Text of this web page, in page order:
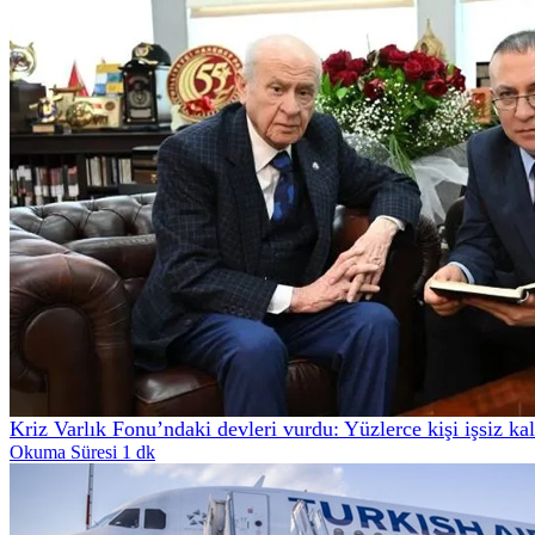
Kriz Varlık Fonu’ndaki devleri vurdu: Yüzlerce kişi işsiz
Okuma Süresi 1 dk